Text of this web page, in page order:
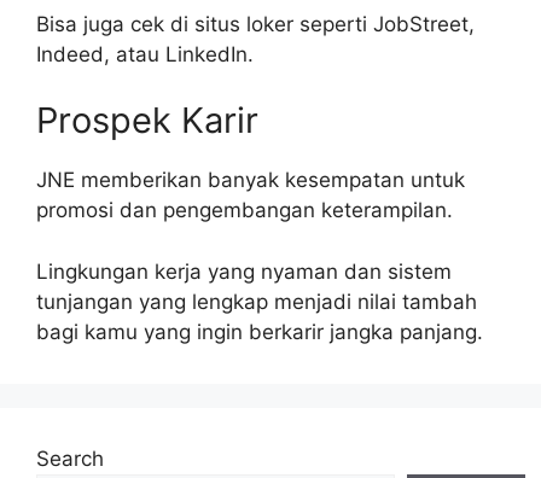
Bisa juga cek di situs loker seperti JobStreet,
Indeed, atau LinkedIn.
Prospek Karir
JNE memberikan banyak kesempatan untuk
promosi dan pengembangan keterampilan.
Lingkungan kerja yang nyaman dan sistem
tunjangan yang lengkap menjadi nilai tambah
bagi kamu yang ingin berkarir jangka panjang.
Search